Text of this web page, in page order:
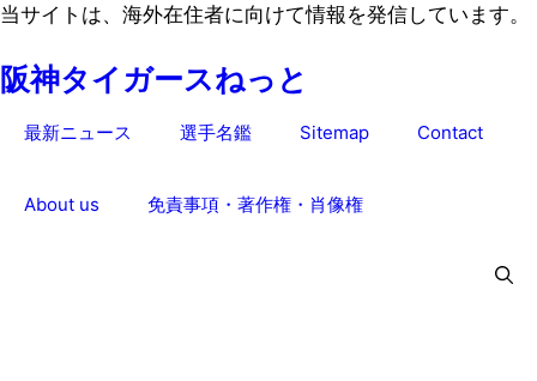
コ
テ
当サイトは、海外在住者に向けて情報を発信しています。
阪神タイガースねっと
最新ニュース 選手名鑑 Sitemap Contact
About us 免責事項・著作権・肖像権